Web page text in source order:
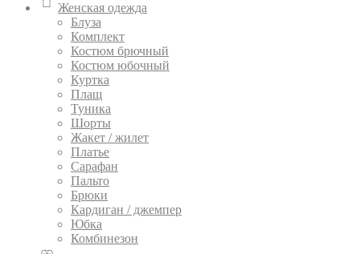
Женская одежда
Блуза
Комплект
Костюм брючный
Костюм юбочный
Куртка
Плащ
Туника
Шорты
Жакет / жилет
Платье
Сарафан
Пальто
Брюки
Кардиган / джемпер
Юбка
Комбинезон